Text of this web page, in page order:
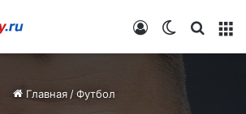
Switch skin
Войти
Главная /Футбол